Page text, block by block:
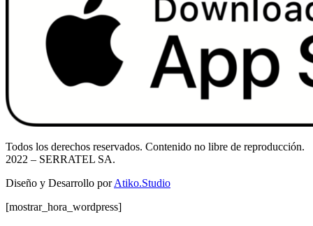
Todos los derechos reservados. Contenido no libre de reproducción.
2022 – SERRATEL SA.
Diseño y Desarrollo porAtiko.Studio
[mostrar_hora_wordpress]